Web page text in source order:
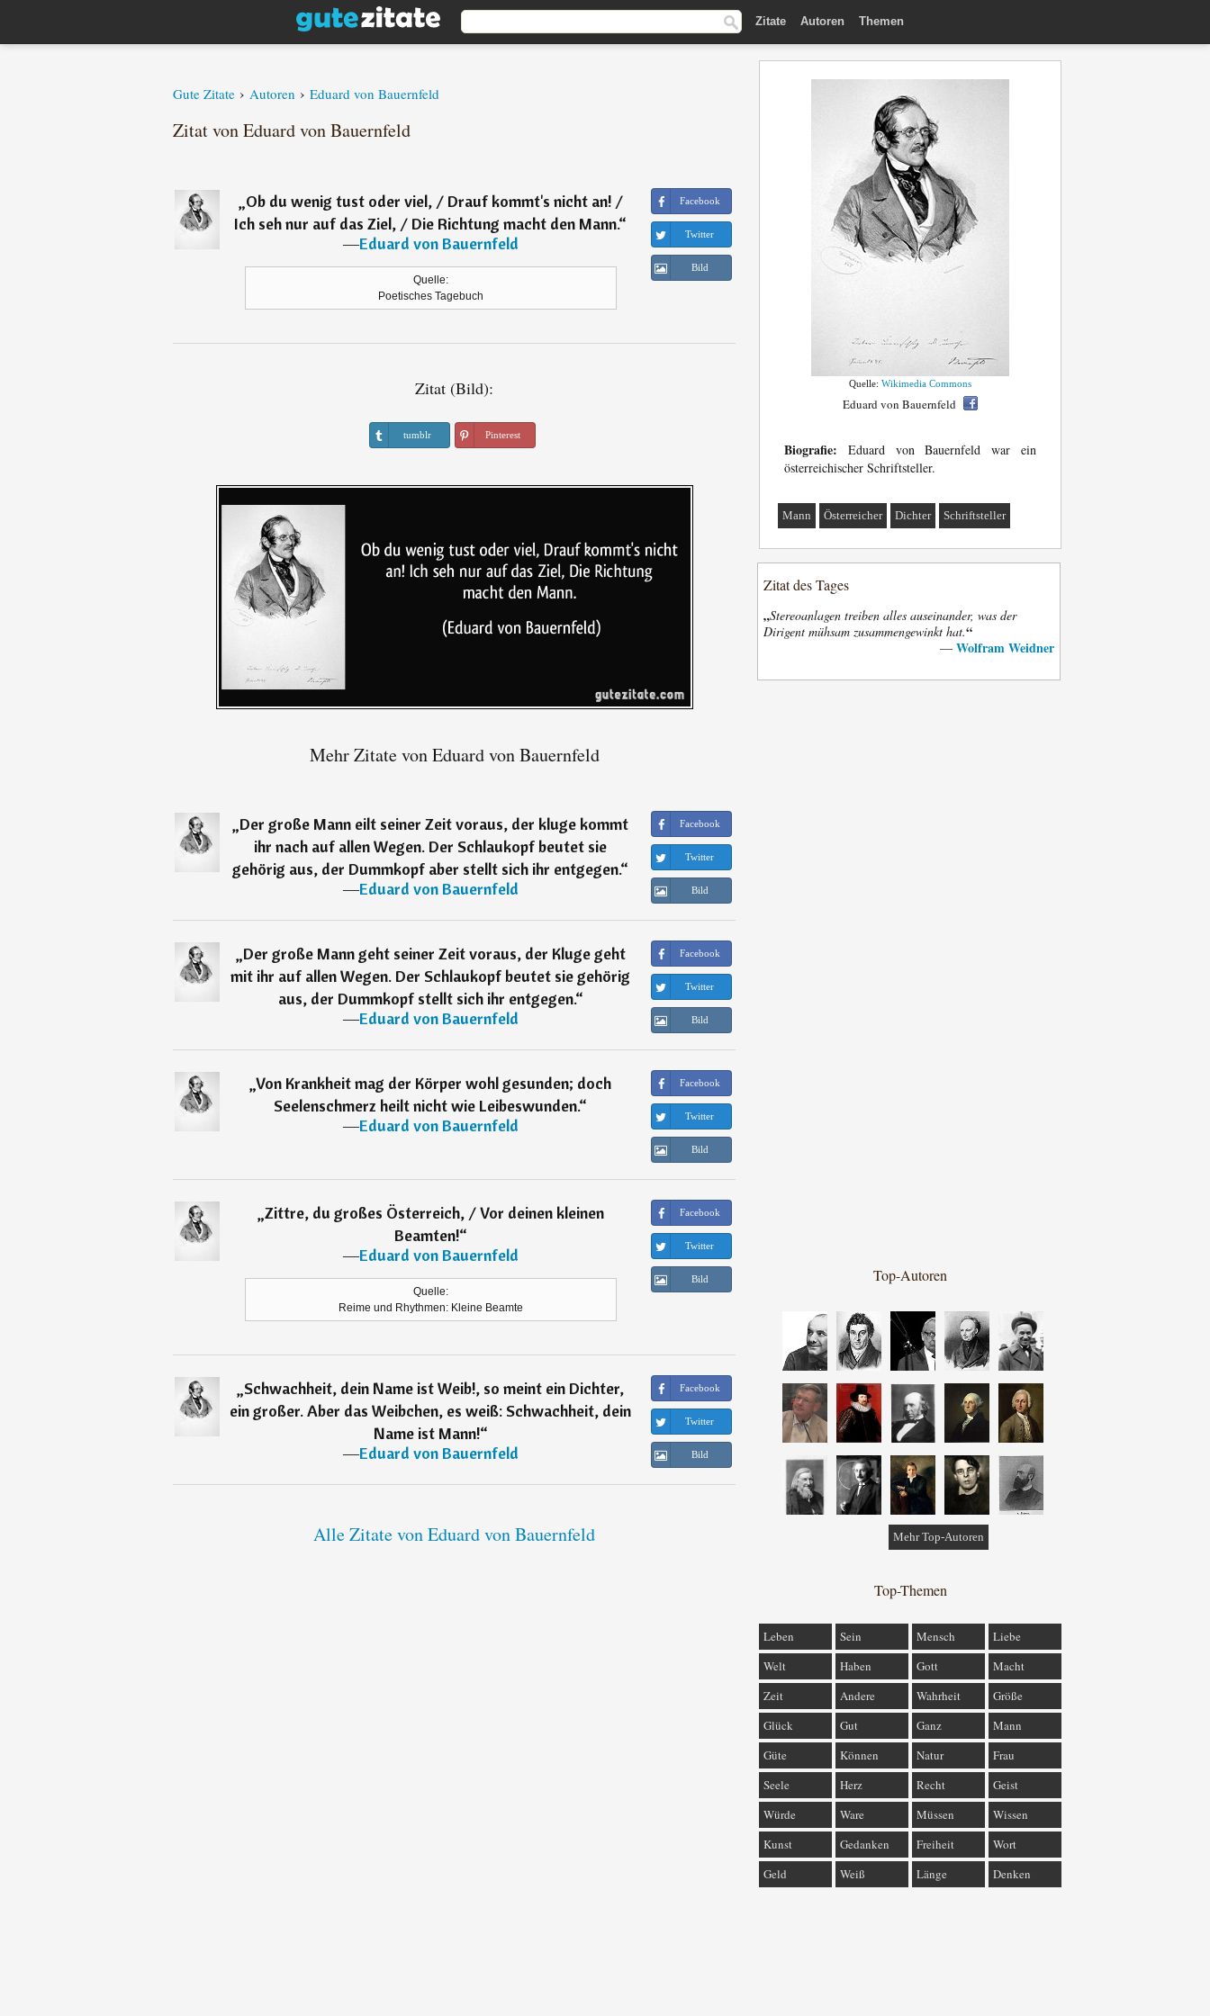
Zitate Autoren Themen
Gute Zitate › Autoren › Eduard von Bauernfeld
Zitat von Eduard von Bauernfeld
„Ob du wenig tust oder viel, / Drauf kommt's nicht an! /
Ich seh nur auf das Ziel, / Die Richtung macht den Mann.“
―Eduard von Bauernfeld
Quelle:
Poetisches Tagebuch
Facebook
Twitter
Bild
Zitat (Bild):
tumblr Pinterest
Mehr Zitate von Eduard von Bauernfeld
„Der große Mann eilt seiner Zeit voraus, der kluge kommt
ihr nach auf allen Wegen. Der Schlaukopf beutet sie
gehörig aus, der Dummkopf aber stellt sich ihr entgegen.“
―Eduard von Bauernfeld
Facebook
Twitter
Bild
„Der große Mann geht seiner Zeit voraus, der Kluge geht
mit ihr auf allen Wegen. Der Schlaukopf beutet sie gehörig
aus, der Dummkopf stellt sich ihr entgegen.“
―Eduard von Bauernfeld
Facebook
Twitter
Bild
„Von Krankheit mag der Körper wohl gesunden; doch
Seelenschmerz heilt nicht wie Leibeswunden.“
―Eduard von Bauernfeld
Facebook
Twitter
Bild
„Zittre, du großes Österreich, / Vor deinen kleinen
Beamten!“
―Eduard von Bauernfeld
Quelle:
Reime und Rhythmen: Kleine Beamte
Facebook
Twitter
Bild
„Schwachheit, dein Name ist Weib!, so meint ein Dichter,
ein großer. Aber das Weibchen, es weiß: Schwachheit, dein
Name ist Mann!“
―Eduard von Bauernfeld
Facebook
Twitter
Bild
Alle Zitate von Eduard von Bauernfeld
Quelle: Wikimedia Commons
Eduard von Bauernfeld
Biografie: Eduard von Bauernfeld war ein
österreichischer Schriftsteller.
Mann Österreicher Dichter Schriftsteller
Zitat des Tages
„Stereoanlagen treiben alles auseinander, was der
Dirigent mühsam zusammengewinkt hat.“
— Wolfram Weidner
Top-Autoren
Mehr Top-Autoren
Top-Themen
Leben Sein Mensch
Liebe
Welt
Haben Gott
Macht
Zeit
Andere Wahrheit
Größe
Glück
Gut Ganz
Mann
Güte
Können Natur
Frau
Seele
Herz Recht
Geist
Würde
Ware Müssen
Wissen
Kunst
Gedanken Freiheit
Wort
Geld
Weiß Länge Denken